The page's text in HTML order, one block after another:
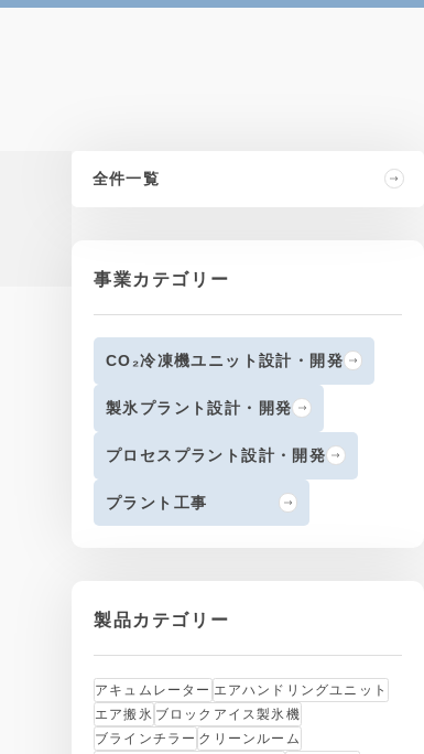
全件一覧
事業カテゴリー
CO₂冷凍機ユニット設計・開発
製氷プラント設計・開発
プロセスプラント設計・開発
プラント工事
製品カテゴリー
アキュムレーター エアハンドリングユニット
エア搬氷 ブロックアイス製氷機
ブラインチラー クリーンルーム